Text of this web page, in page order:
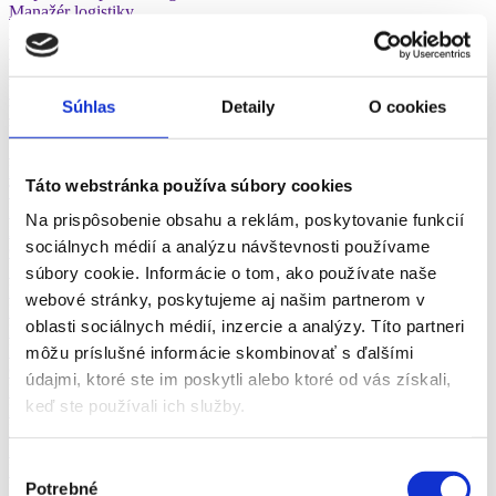
Súhlas Detaily O cookies
Táto webstránka používa súbory cookies
Na prispôsobenie obsahu a reklám, poskytovanie funkcií
sociálnych médií a analýzu návštevnosti používame
súbory cookie. Informácie o tom, ako používate naše
webové stránky, poskytujeme aj našim partnerom v
oblasti sociálnych médií, inzercie a analýzy. Títo partneri
môžu príslušné informácie skombinovať s ďalšími
údajmi, ktoré ste im poskytli alebo ktoré od vás získali,
keď ste používali ich služby.
Potrebné
Manažér logistiky
Vodná doprava
Vodič/vodička
Vodič autobusov a trolejbusov
Taxikár
Železničný pracovník
Asistent - marketing
Copywriter
Šéfredaktor, editor
Marketingová komunikácia, PR
Marketingový manažér
Marketingový výskum, stratégia
Novinár, redaktor
Online marketing (reklama, PPC, sociálne siete)
PR, brand manažér
HR manažér
Realitný maklér